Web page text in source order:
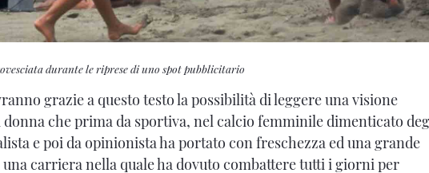
durante le riprese di uno spot pubblicitario
grazie a questo testo la possibilità di leggere una visione
che prima da sportiva, nel calcio femminile dimenticato
e poi da opinionista ha portato con freschezza ed una grande
carriera nella quale ha dovuto combattere tutti i giorni per